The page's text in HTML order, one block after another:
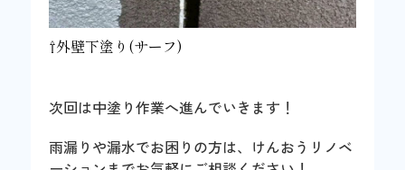
⇧外壁下塗り(サーフ)
次回は中塗り作業へ進んでいきます！
雨漏りや漏水でお困りの方は、けんおうリノベ